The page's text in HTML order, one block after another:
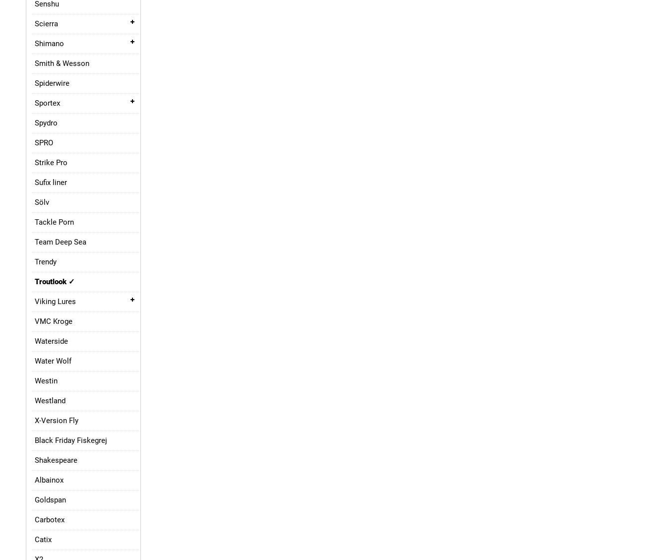
Senshu
Scierra
Shimano
Smith & Wesson
Spiderwire
Sportex
Spydro
SPRO
Strike Pro
Sufix liner
Sölv
Tackle Porn
Team Deep Sea
Trendy
Troutlook
Viking Lures
VMC Kroge
Waterside
Water Wolf
Westin
Westland
X-Version Fly
Black Friday Fiskegrej
Shakespeare
Albainox
Goldspan
Carbotex
Catix